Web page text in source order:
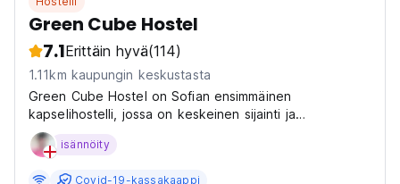
Green Cube Hostel
7.1Erittäin hyvä(114)
1.11km kaupungin keskustasta
Green Cube Hostel on Sofian ensimmäinen
kapselihostelli, jossa on keskeinen sijainti ja
vastaanotto, joka toimii 24/7.
isännöity
Covid-19-kassakaappi